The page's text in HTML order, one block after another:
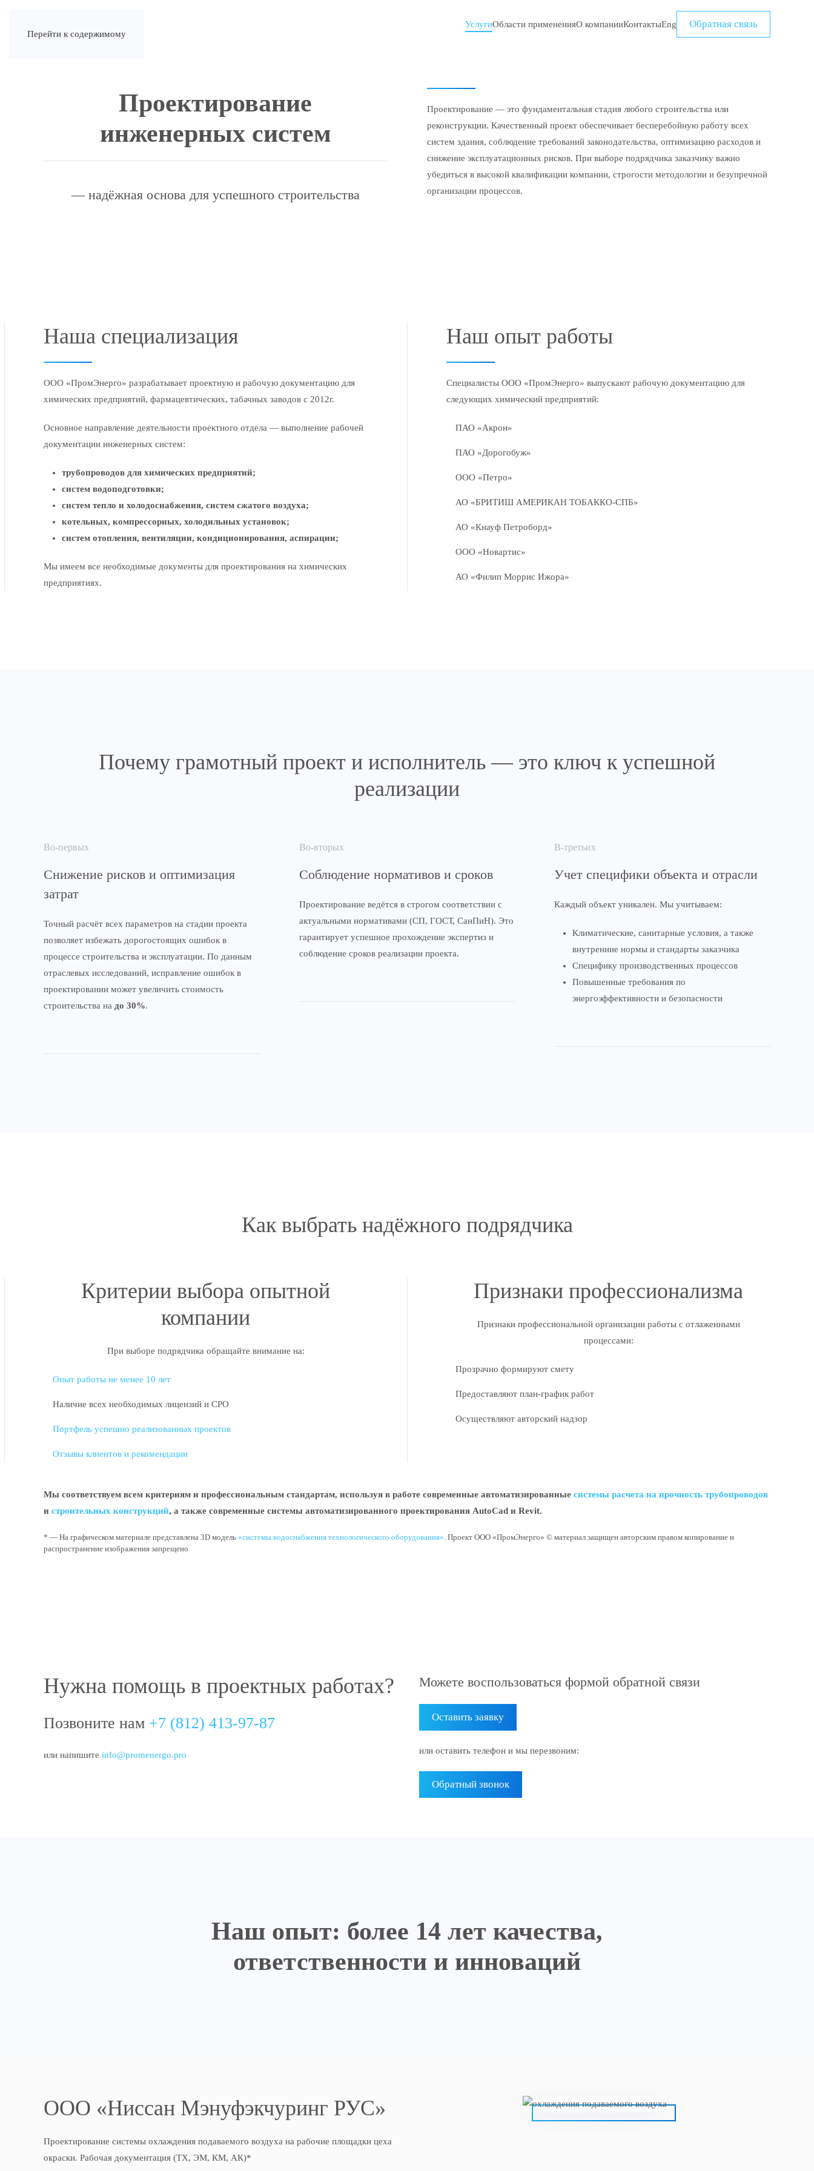
Перейти к содержимому
УслугиОбласти примененияО компанииКонтактыEng Обратная связь
Проектирование
инженерных систем
— надёжная основа для успешного строительства
Проектирование — это фундаментальная стадия любого строительства или
реконструкции. Качественный проект обеспечивает бесперебойную работу всех
систем здания, соблюдение требований законодательства, оптимизацию расходов и
снижение эксплуатационных рисков. При выборе подрядчика заказчику важно
убедиться в высокой квалификации компании, строгости методологии и безупречной
организации процессов.
Наша специализация
ООО «ПромЭнерго» разрабатывает проектную и рабочую документацию для
химических предприятий, фармацевтических, табачных заводов с 2012г.
Основное направление деятельности проектного отдела — выполнение рабочей
документации инженерных систем:
трубопроводов для химических предприятий;
систем водоподготовки;
систем тепло и холодоснабжения, систем сжатого воздуха;
котельных, компрессорных, холодильных установок;
систем отопления, вентиляции, кондиционирования, аспирации;
Мы имеем все необходимые документы для проектирования на химических
предприятиях.
Наш опыт работы
Специалисты ООО «ПромЭнерго» выпускают рабочую документацию для
следующих химический предприятий:
ПАО «Акрон»
ПАО «Дорогобуж»
ООО «Петро»
АО «БРИТИШ АМЕРИКАН ТОБАККО-СПБ»
АО «Кнауф Петроборд»
ООО «Новартис»
АО «Филип Моррис Ижора»
Почему грамотный проект и исполнитель — это ключ к успешной
реализации
Во-первых
Снижение рисков и оптимизация
затрат
Точный расчёт всех параметров на стадии проекта
позволяет избежать дорогостоящих ошибок в
процессе строительства и эксплуатации. По данным
отраслевых исследований, исправление ошибок в
проектировании может увеличить стоимость
строительства на до 30%.
Во-вторых
Соблюдение нормативов и сроков
Проектирование ведётся в строгом соответствии с
актуальными нормативами (СП, ГОСТ, СанПиН). Это
гарантирует успешное прохождение экспертиз и
соблюдение сроков реализации проекта.
В-третьих
Учет специфики объекта и отрасли
Каждый объект уникален. Мы учитываем:
Климатические, санитарные условия, а также
внутренние нормы и стандарты заказчика
Специфику производственных процессов
Повышенные требования по
энергоэффективности и безопасности
Как выбрать надёжного подрядчика
Критерии выбора опытной
компании
При выборе подрядчика обращайте внимание на:
Опыт работы не менее 10 лет
Наличие всех необходимых лицензий и СРО
Портфель успешно реализованных проектов
Отзывы клиентов и рекомендации
Признаки профессионализма
Признаки профессиональной организации работы с отлаженными
процессами:
Прозрачно формируют смету
Предоставляют план-график работ
Осуществляют авторский надзор
Мы соответствуем всем критериям и профессиональным стандартам, используя в работе современные автоматизированные системы расчета на прочность трубопроводов
и строительных конструкций, а также современные системы автоматизированного проектирования AutoCad и Revit.
* — На графическом материале представлена 3D модель «системы водоснабжения технологического оборудования». Проект ООО «ПромЭнерго» © материал защищен авторским правом копирование и
распространение изображения запрещено
Нужна помощь в проектных работах?
Позвоните нам +7 (812) 413-97-87
или напишите info@promenergo.pro
Можете воспользоваться формой обратной связи
Оставить заявку
или оставить телефон и мы перезвоним:
Обратный звонок
Наш опыт: более 14 лет качества,
ответственности и инноваций
OOO «Ниссан Мэнуфэкчуринг РУС»
Проектирование системы охлаждения подаваемого воздуха на рабочие площадки цеха
окраски. Рабочая документация (ТХ, ЭМ, КМ, АК)*